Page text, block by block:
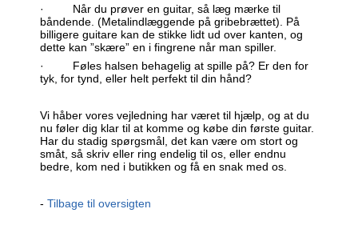
· Når du prøver en guitar, så læg mærke til
båndende. (Metalindlæggende på gribebrættet). På
billigere guitare kan de stikke lidt ud over kanten, og
dette kan ”skære” en i fingrene når man spiller.
· Føles halsen behagelig at spille på? Er den for
tyk, for tynd, eller helt perfekt til din hånd?
Vi håber vores vejledning har været til hjælp, og at du
nu føler dig klar til at komme og købe din første guitar.
Har du stadig spørgsmål, det kan være om stort og
småt, så skriv eller ring endelig til os, eller endnu
bedre, kom ned i butikken og få en snak med os.
- Tilbage til oversigten